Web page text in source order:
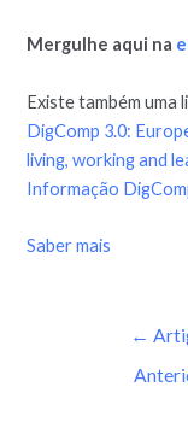
Mergulhe aqui na
Existe também uma
DigComp 3.0:
living, working and
Informação
Saber mais
←